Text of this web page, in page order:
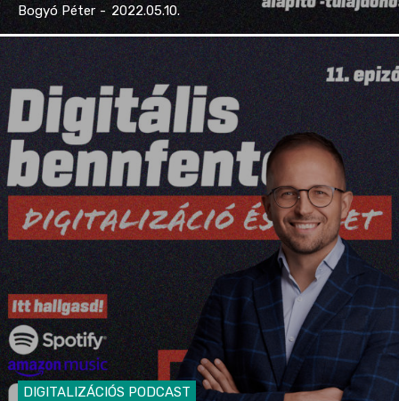
Bogyó Péter - 2022.05.10.
DIGITALIZÁCIÓS PODCAST